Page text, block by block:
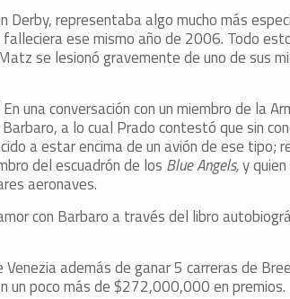
representaba algo mucho más
ese mismo año de 2006. Todo
se lesionó gravemente de uno de sus
una conversación con un miembro de la
a lo cual Prado contestó que sin
a estar encima de un avión de ese tipo;
del escuadrón de los Blue Angels,y
aeronaves.
con Barbaro a través del libro
además de ganar 5 carreras de
un poco más de $272,000,000 en premios.